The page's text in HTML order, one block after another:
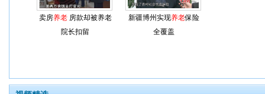
卖房养老房款却被养老
院长扣留
新疆博州实现养老保险
全覆盖